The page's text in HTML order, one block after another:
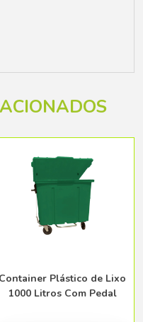
Container Plástico de Lixo
1000 Litros Com Pedal